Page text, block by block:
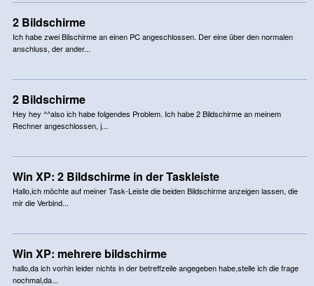
2 Bildschirme
Ich habe zwei Bilschirme an einen PC angeschlossen. Der eine über den normalen
anschluss, der ander...
2 Bildschirme
Hey hey ^^also ich habe folgendes Problem. Ich habe 2 Bildschirme an meinem
Rechner angeschlossen, j...
Win XP: 2 Bildschirme in der Taskleiste
Hallo,ich möchte auf meiner Task-Leiste die beiden Bildschirme anzeigen lassen, die
mir die Verbind...
Win XP: mehrere bildschirme
hallo,da ich vorhin leider nichts in der betreffzeile angegeben habe,stelle ich die frage
nochmal,da...